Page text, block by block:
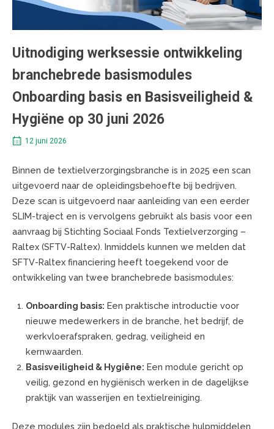
Uitnodiging werksessie ontwikkeling
branchebrede basismodules
Onboarding basis en Basisveiligheid &
Hygiëne op 30 juni 2026
12 juni 2026
Binnen de textielverzorgingsbranche is in 2025 een scan
uitgevoerd naar de opleidingsbehoefte bij bedrijven.
Deze scan is uitgevoerd naar aanleiding van een eerder
SLIM-traject en is vervolgens gebruikt als basis voor een
aanvraag bij Stichting Sociaal Fonds Textielverzorging –
Raltex (SFTV-Raltex). Inmiddels kunnen we melden dat
SFTV-Raltex financiering heeft toegekend voor de
ontwikkeling van twee branchebrede basismodules:
Onboarding basis: Een praktische introductie voor
nieuwe medewerkers in de branche, het bedrijf, de
werkvloerafspraken, gedrag, veiligheid en
kernwaarden.
Basisveiligheid & Hygiëne: Een module gericht op
veilig, gezond en hygiënisch werken in de dagelijkse
praktijk van wasserijen en textielreiniging.
Deze modules zijn bedoeld als praktische hulpmiddelen